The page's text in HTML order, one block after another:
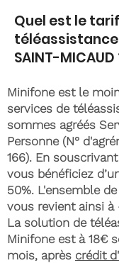
Quel est le
SAINT-MICAUD
Minifone est le
services de
sommes agréés
Personne (N°
166). En
vous bénéficiez
50%. L'ensemble
vous revient ainsi à
La solution de
Minifone est à 18€
mois, après crédit